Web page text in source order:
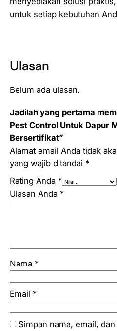
untuk setiap kebutuhan
Ulasan
Belum ada ulasan.
Jadilah yang pertama
Pest Control Untuk Dapur
Bersertifikat”
Alamat email Anda tidak
yang wajib ditandai *
Rating Anda *
Ulasan Anda *
Nama *
Email *
Simpan nama, email,